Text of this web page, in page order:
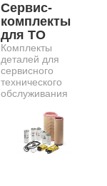
Сервис-
комплекты
для ТО
Комплекты
деталей для
сервисного
технического
обслуживания